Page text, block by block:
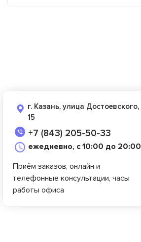
г. Казань, улица Достоевского,
15
+7 (843) 205-50-33
ежедневно, с 10:00 до 20:00
Приём заказов, онлайн и
телефонные консультации, часы
работы офиса